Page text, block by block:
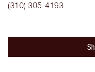
(310) 305-4193